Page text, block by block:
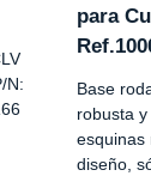
N:
para
Base
robusta
esquinas
diseño,